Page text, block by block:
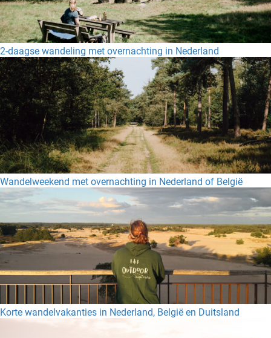
2-daagse wandeling met overnachting in Nederland
Wandelweekend met overnachting in Nederland of België
Korte wandelvakanties in Nederland, België en Duitsland